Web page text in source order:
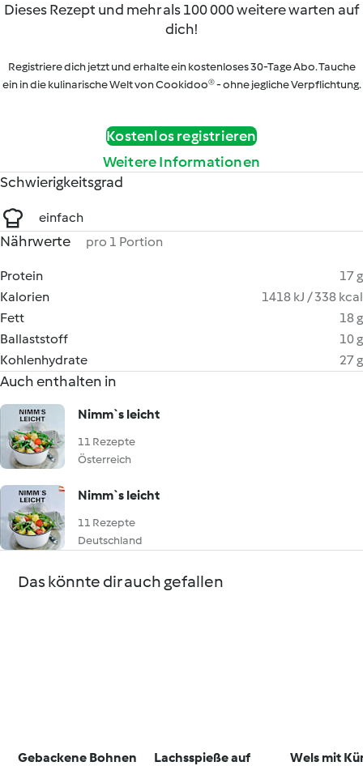
Dieses Rezept und mehr als 100 000 weitere warten auf
dich!
Registriere dich jetzt und erhalte ein kostenloses 30-Tage Abo. Tauche
ein in die kulinarische Welt von Cookidoo® - ohne jegliche Verpflichtung.
Kostenlos registrieren
Weitere Informationen
Schwierigkeitsgrad
einfach
Nährwerte pro 1 Portion
Protein
17 g
Kalorien
1418 kJ / 338 kcal
Fett
18 g
Ballaststoff
10 g
Kohlenhydrate
27 g
Auch enthalten in
Nimm`s leicht
11 Rezepte
Österreich
Nimm`s leicht
11 Rezepte
Deutschland
Das könnte dir auch gefallen
Gebackene Bohnen
Lachsspieße auf
Wels mit